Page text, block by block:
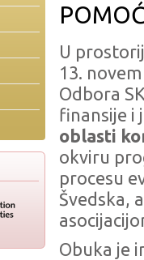
U
13.
Odbora
finansije i
oblasti
okviru
procesu
Švedska,
Obuka je